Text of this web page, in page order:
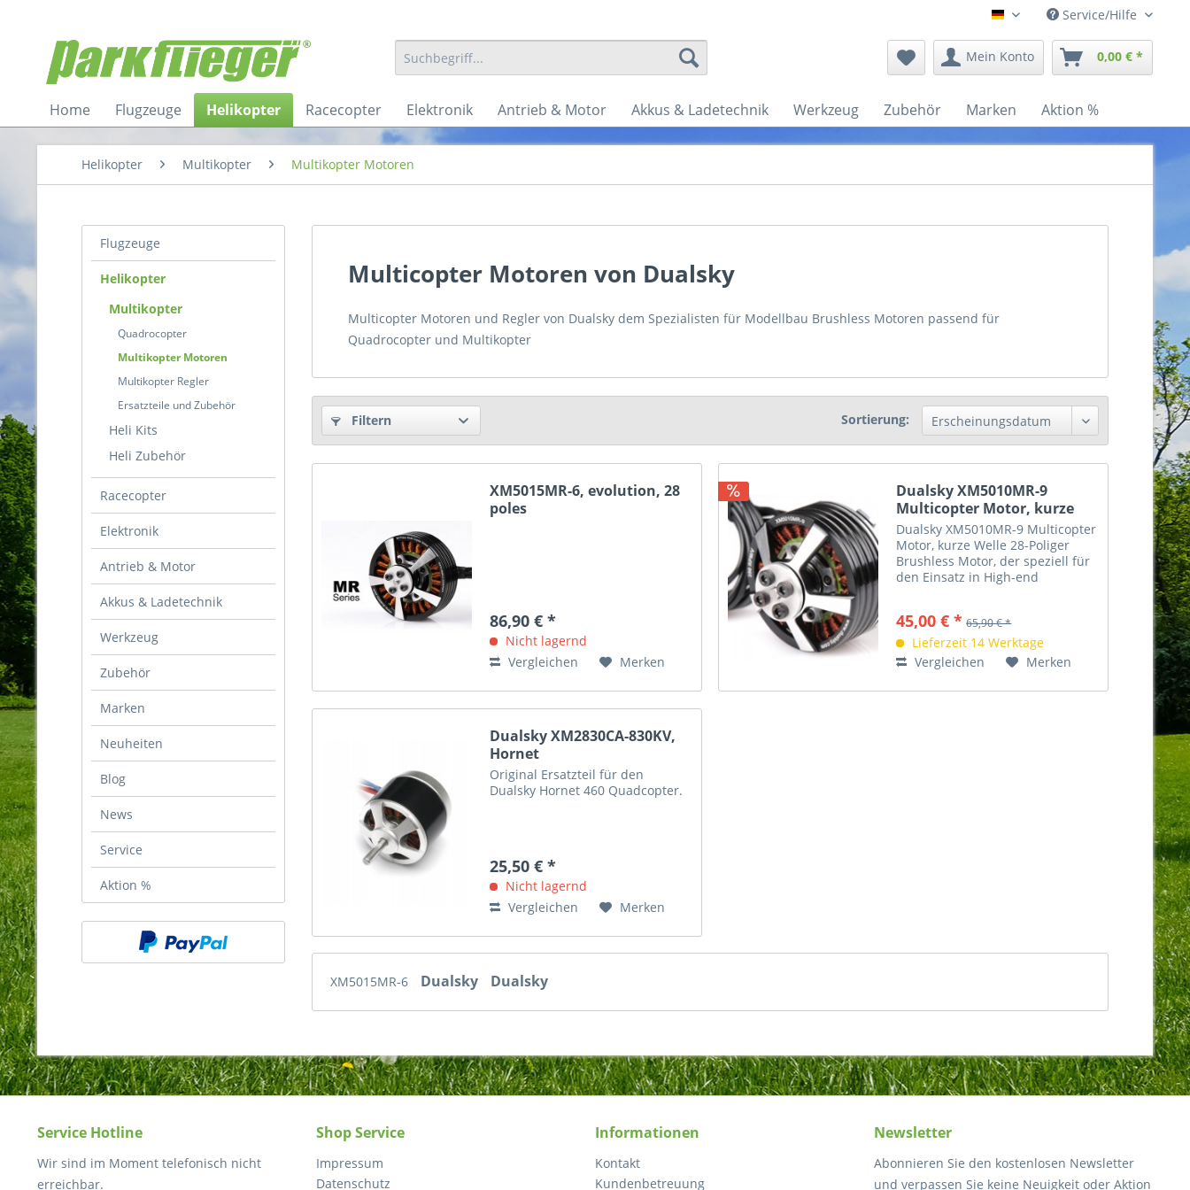
Deutsch Service/Hilfe
Mein Konto 0,00 € *
Home Flugzeuge Helikopter Racecopter Elektronik Antrieb & Motor Akkus & Ladetechnik Werkzeug Zubehör Marken Aktion %
Helikopter Multikopter Multikopter Motoren
Flugzeuge
Helikopter
Multikopter
Quadrocopter
Multikopter Motoren
Multikopter Regler
Ersatzteile und Zubehör
Heli Kits
Heli Zubehör
Racecopter
Elektronik
Antrieb & Motor
Akkus & Ladetechnik
Werkzeug
Zubehör
Marken
Neuheiten
Blog
News
Service
Aktion %
Multicopter Motoren von Dualsky
Multicopter Motoren und Regler von Dualsky dem Spezialisten für Modellbau Brushless Motoren passend für
Quadrocopter und Multikopter
Filtern Sortierung:
XM5015MR-6, evolution, 28
poles
86,90 € *
Nicht lagernd
Vergleichen
Merken
Dualsky XM5010MR-9
Multicopter Motor, kurze
Welle
Dualsky XM5010MR-9 Multicopter
Motor, kurze Welle 28-Poliger
Brushless Motor, der speziell für
den Einsatz in High-end
Daten: RPM/V (KV): 400 Weight
w/o wires(g): 114...
45,00 € * 65,90 € *
Lieferzeit 14 Werktage
Vergleichen
Merken
Dualsky XM2830CA-830KV,
Hornet
Original Ersatzteil für den
Dualsky Hornet 460 Quadcopter.
25,50 € *
Nicht lagernd
Vergleichen
Merken
XM5015MR-6 Dualsky Dualsky
Service Hotline
Wir sind im Moment telefonisch nicht
erreichbar.
Shop Service
Impressum
Datenschutz
Informationen
Kontakt
Kundenbetreuung
Newsletter
Abonnieren Sie den kostenlosen Newsletter
und verpassen Sie keine Neuigkeit oder Aktion